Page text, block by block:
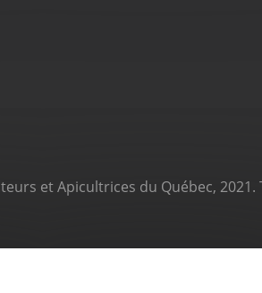
et Apicultrices du Québec,